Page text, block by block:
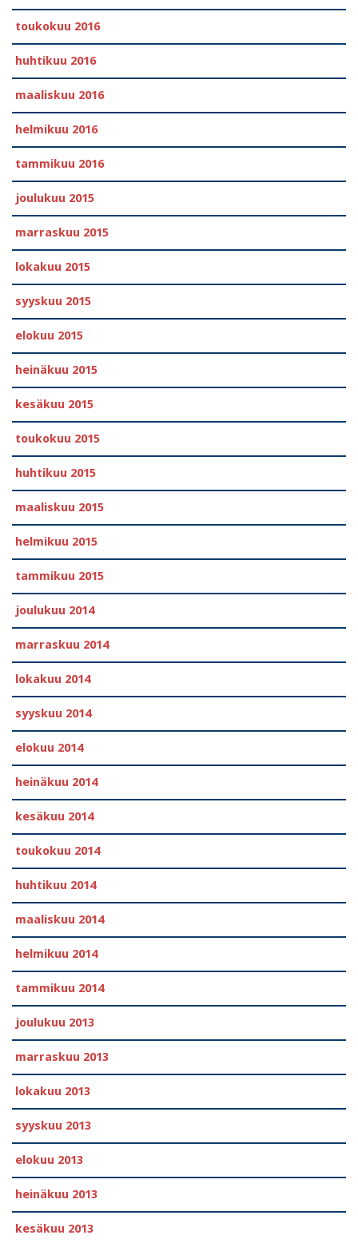
toukokuu 2016
huhtikuu 2016
maaliskuu 2016
helmikuu 2016
tammikuu 2016
joulukuu 2015
marraskuu 2015
lokakuu 2015
syyskuu 2015
elokuu 2015
heinäkuu 2015
kesäkuu 2015
toukokuu 2015
huhtikuu 2015
maaliskuu 2015
helmikuu 2015
tammikuu 2015
joulukuu 2014
marraskuu 2014
lokakuu 2014
syyskuu 2014
elokuu 2014
heinäkuu 2014
kesäkuu 2014
toukokuu 2014
huhtikuu 2014
maaliskuu 2014
helmikuu 2014
tammikuu 2014
joulukuu 2013
marraskuu 2013
lokakuu 2013
syyskuu 2013
elokuu 2013
heinäkuu 2013
kesäkuu 2013